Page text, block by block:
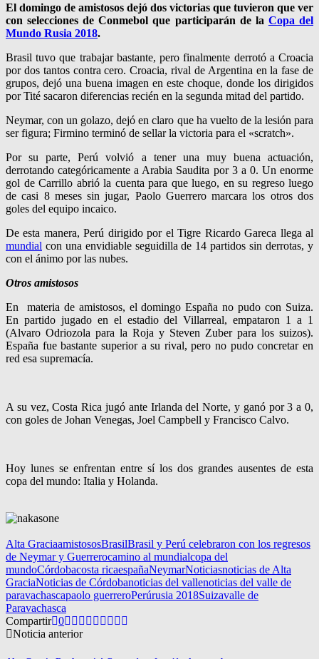
El domingo de amistosos dejó dos victorias que tuvieron que ver
con selecciones de Conmebol que participarán de la Copa del
Mundo Rusia 2018.
Brasil tuvo que trabajar bastante, pero finalmente derrotó a Croacia
por dos tantos contra cero. Croacia, rival de Argentina en la fase de
grupos, dejó una buena imagen en este choque, donde los dirigidos
por Tité sacaron diferencias recién en la segunda mitad del partido.
Neymar, con un golazo, dejó en claro que ha vuelto de la lesión para
ser figura; Firmino terminó de sellar la victoria para el «scratch».
Por su parte, Perú volvió a tener una muy buena actuación,
derrotando categóricamente a Arabia Saudita por 3 a 0. Un enorme
gol de Carrillo abrió la cuenta para que luego, en su regreso luego
de casi 8 meses sin jugar, Paolo Guerrero marcara los otros dos
goles del equipo incaico.
De esta manera, Perú dirigido por el Tigre Ricardo Gareca llega al
mundial con una envidiable seguidilla de 14 partidos sin derrotas, y
con el ánimo por las nubes.
Otros amistosos
En materia de amistosos, el domingo España no pudo con Suiza.
En partido jugado en el estadio del Villarreal, empataron 1 a 1
(Alvaro Odriozola para la Roja y Steven Zuber para los suizos).
España fue bastante superior a su rival, pero no pudo concretar en
red esa supremacía.
A su vez, Costa Rica jugó ante Irlanda del Norte, y ganó por 3 a 0,
con goles de Johan Venegas, Joel Campbell y Francisco Calvo.
Hoy lunes se enfrentan entre sí los dos grandes ausentes de esta
copa del mundo: Italia y Holanda.
Alta GraciaamistososBrasilBrasil y Perú celebraron con los regresos
de Neymar y Guerrerocamino al mundialcopa del
mundoCórdobacosta ricaespañaNeymarNoticiasnoticias de Alta
GraciaNoticias de Córdobanoticias del vallenoticias del valle de
paravachascapaolo guerreroPerúrusia 2018Suizavalle de
Paravachasca
Compartir 0
Noticia anterior